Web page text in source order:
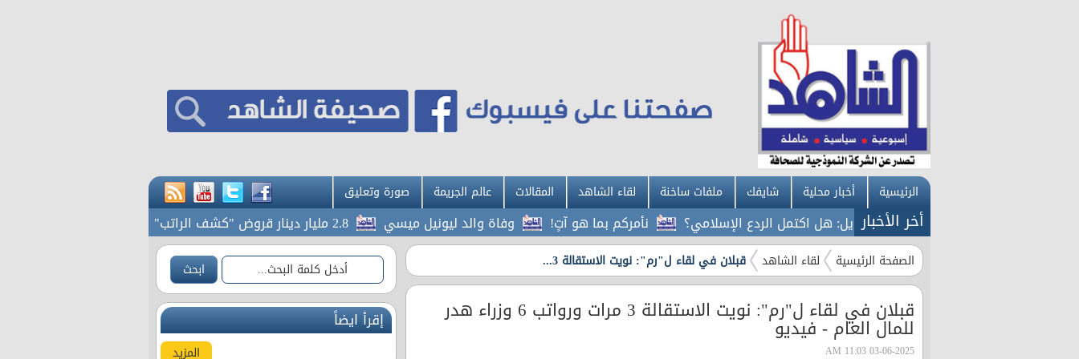
الرئيسية أخبار محلية شايفك ملفات ساخنة لقاء الشاهد المقالات عالم الجريمة صورة وتعليق
أخر الأخبار
تُجيب على سؤالي في أبريل: هل اكتمل الردع الإسلامي؟ نأمركم بما هو آتٍ! وفاة والد ليونيل ميسي 2.8 مليار دينار قروض "كشف الراتب" الحواري لـ رم: "لست شعبويا"
الصفحة الرئيسية لقاء الشاهد قبلان في لقاء ل"رم": نويت الاستقالة 3...
قبلان في لقاء ل"رم": نويت الاستقالة 3 مرات ورواتب 6 وزراء هدر
للمال العام - فيديو
03-06-2025 11:03 AM
إقرأ ايضاً
المزيد